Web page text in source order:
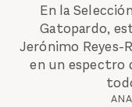
En la
Gatopardo,
Jerónimo Reyes-
en un espectro